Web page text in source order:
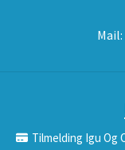
Mail: